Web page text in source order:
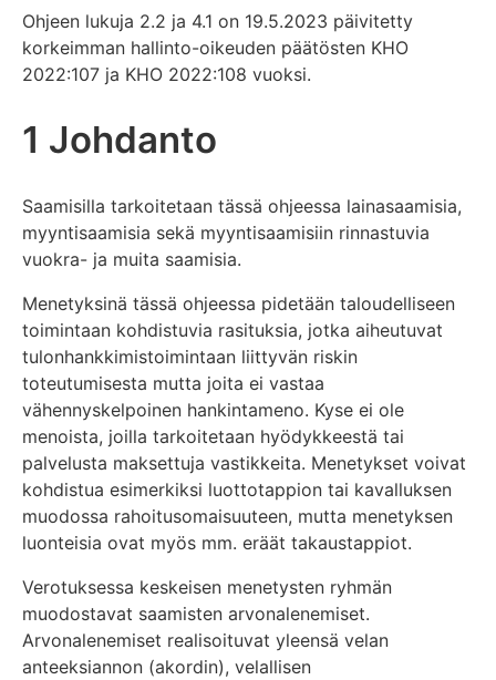
Ohjeen lukuja 2.2 ja 4.1 on 19.5.2023 päivitetty
korkeimman hallinto-oikeuden päätösten KHO
2022:107 ja KHO 2022:108 vuoksi.
1 Johdanto
Saamisilla tarkoitetaan tässä ohjeessa lainasaamisia,
myyntisaamisia sekä myyntisaamisiin rinnastuvia
vuokra- ja muita saamisia.
Menetyksinä tässä ohjeessa pidetään taloudelliseen
toimintaan kohdistuvia rasituksia, jotka aiheutuvat
tulonhankkimistoimintaan liittyvän riskin
toteutumisesta mutta joita ei vastaa
vähennyskelpoinen hankintameno. Kyse ei ole
menoista, joilla tarkoitetaan hyödykkeestä tai
palvelusta maksettuja vastikkeita. Menetykset voivat
kohdistua esimerkiksi luottotappion tai kavalluksen
muodossa rahoitusomaisuuteen, mutta menetyksen
luonteisia ovat myös mm. eräät takaustappiot.
Verotuksessa keskeisen menetysten ryhmän
muodostavat saamisten arvonalenemiset.
Arvonalenemiset realisoituvat yleensä velan
anteeksiannon (akordin), velallisen